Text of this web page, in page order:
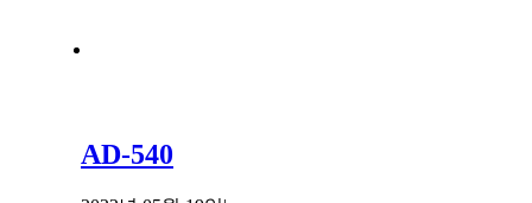
AD-540